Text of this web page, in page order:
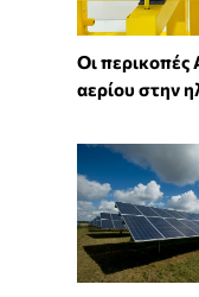
Οι
αερίου στην